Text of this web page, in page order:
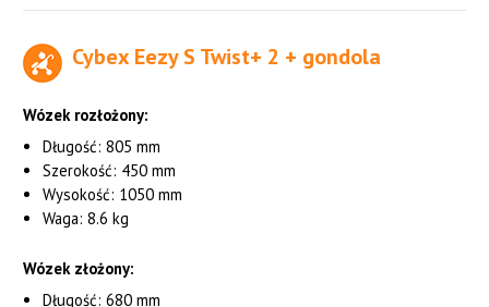
Cybex Eezy S Twist+ 2 + gondola
Wózek rozłożony:
Długość: 805 mm
Szerokość: 450 mm
Wysokość: 1050 mm
Waga: 8.6 kg
Wózek złożony:
Długość: 680 mm